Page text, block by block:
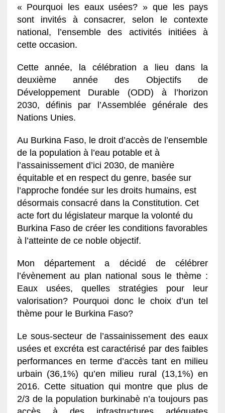
« Pourquoi les eaux usées? » que les pays
sont invités à consacrer, selon le contexte
national, l’ensemble des activités initiées à
cette occasion.
Cette année, la célébration a lieu dans la
deuxième année des Objectifs de
Développement Durable (ODD) à l’horizon
2030, définis par l’Assemblée générale des
Nations Unies.
Au Burkina Faso, le droit d’accès de l’ensemble
de la population à l’eau potable et à
l’assainissement d’ici 2030, de manière
équitable et en respect du genre, basée sur
l’approche fondée sur les droits humains, est
désormais consacré dans la Constitution. Cet
acte fort du législateur marque la volonté du
Burkina Faso de créer les conditions favorables
à l’atteinte de ce noble objectif.
Mon département a décidé de célébrer
l’évènement au plan national sous le thème :
Eaux usées, quelles stratégies pour leur
valorisation? Pourquoi donc le choix d’un tel
thème pour le Burkina Faso?
Le sous-secteur de l’assainissement des eaux
usées et excréta est caractérisé par des faibles
performances en terme d’accès tant en milieu
urbain (36,1%) qu’en milieu rural (13,1%) en
2016. Cette situation qui montre que plus de
2/3 de la population burkinabè n’a toujours pas